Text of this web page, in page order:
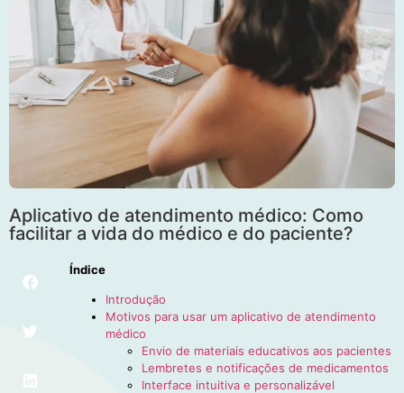
Aplicativo de atendimento médico: Como
facilitar a vida do médico e do paciente?
Índice
Introdução
Motivos para usar um aplicativo de atendimento
médico
Envio de materiais educativos aos pacientes
Lembretes e notificações de medicamentos
Interface intuitiva e personalizável